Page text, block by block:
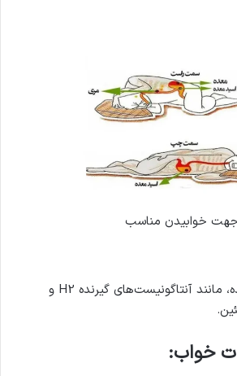
جهت خوابیدن مناسب
داروهای ضد اسید معده، مانند آنتاگونیست‌های گیرنده H2 و
خواب: